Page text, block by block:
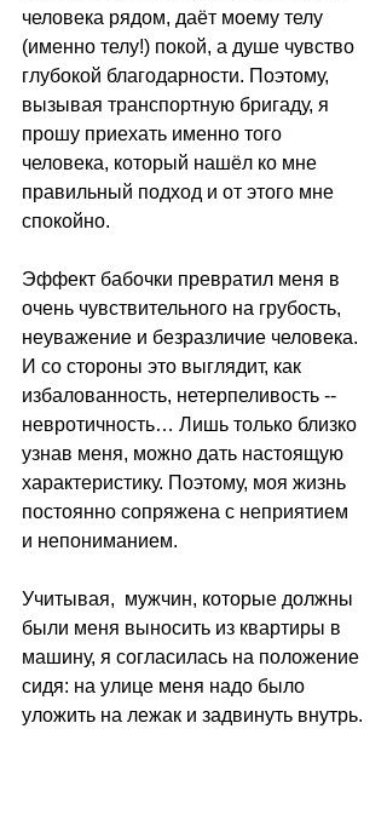
человека рядом, даёт моему телу
(именно телу!) покой, а душе чувство
глубокой благодарности. Поэтому,
вызывая транспортную бригаду, я
прошу приехать именно того
человека, который нашёл ко мне
правильный подход и от этого мне
спокойно.
Эффект бабочки превратил меня в
очень чувствительного на грубость,
неуважение и безразличие человека.
И со стороны это выглядит, как
избалованность, нетерпеливость --
невротичность… Лишь только близко
узнав меня, можно дать настоящую
характеристику. Поэтому, моя жизнь
постоянно сопряжена с неприятием
и непониманием.
Учитывая,  мужчин, которые должны
были меня выносить из квартиры в
машину, я согласилась на положение
сидя: на улице меня надо было
уложить на лежак и задвинуть внутрь.